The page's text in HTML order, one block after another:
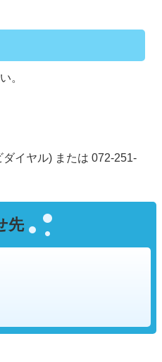
。
イヤル) または 072-251-
先